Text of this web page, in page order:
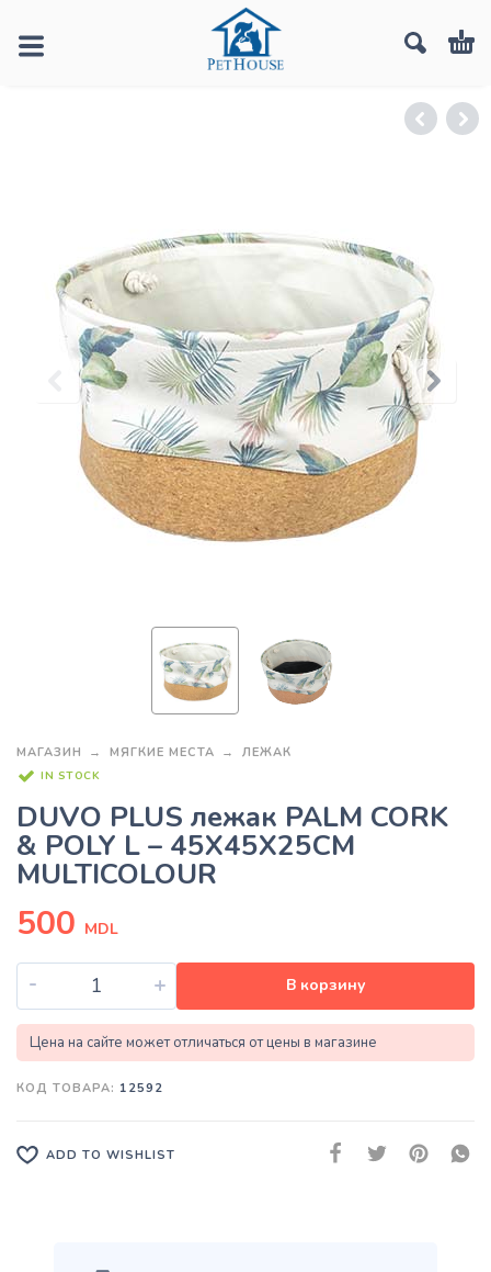
МАГАЗИН МЯГКИЕ МЕСТА ЛЕЖАК
IN STOCK
DUVO PLUS лежак PALM CORK
& POLY L – 45X45X25CM
MULTICOLOUR
500 MDL
- + В корзину
Цена на сайте может отличаться от цены в магазине
КОД ТОВАРА: 12592
ADD TO WISHLIST